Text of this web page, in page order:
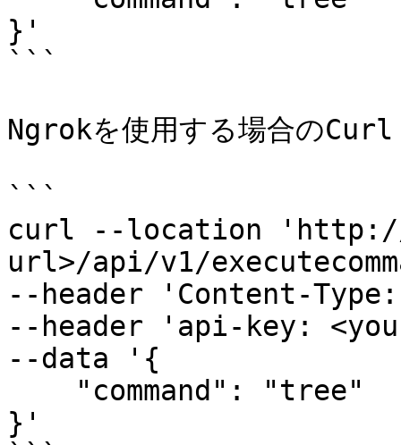
}'
```
Ngrokを使用する場合の
```
curl --location 'http://
url>/api/v1/
--header 'Content-
--header 'api-key:
--data '{
}'